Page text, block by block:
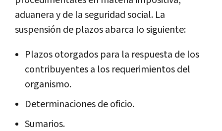
aduanera y de la seguridad social. La
suspensión de plazos abarca lo siguiente:
Plazos otorgados para la respuesta de los
contribuyentes a los requerimientos del
organismo.
Determinaciones de oficio.
Sumarios.